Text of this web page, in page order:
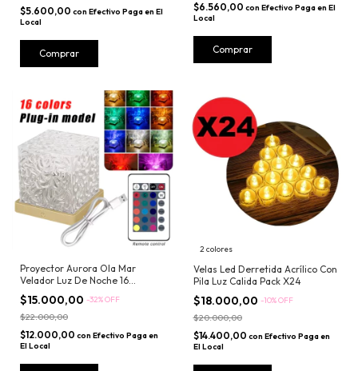
$5.600,00 con Efectivo Paga en El
Local
$6.560,00 con Efectivo Paga en El
Local
Proyector Aurora Ola Mar
Velador Luz De Noche 16
Colores
$15.000,00 -32%OFF
$22.000,00
$12.000,00 con Efectivo Paga en
El Local
2 colores
Velas Led Derretida Acrílico Con
Pila Luz Calida Pack X24
$18.000,00 -10%OFF
$20.000,00
$14.400,00 con Efectivo Paga en
El Local